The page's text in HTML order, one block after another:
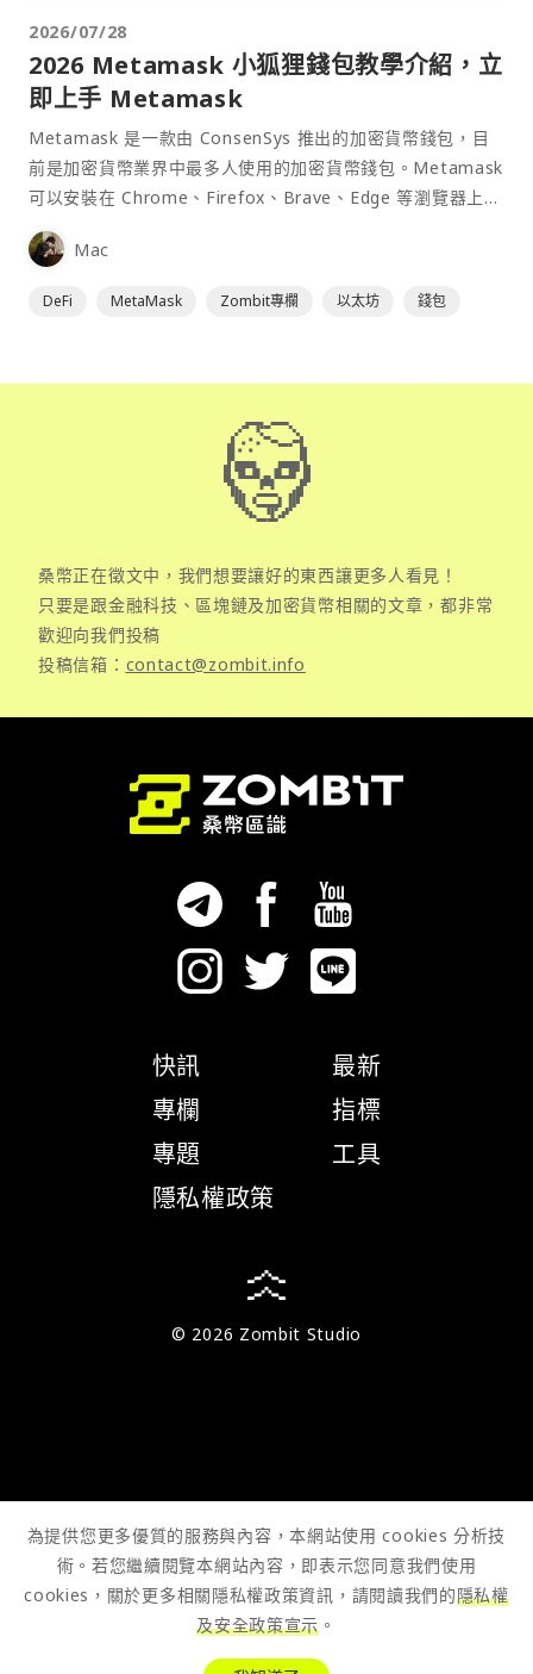
2026/07/28
2026 Metamask 小狐狸錢包教學介紹，立
即上手 Metamask
Metamask 是一款由 ConsenSys 推出的加密貨幣錢包，目
前是加密貨幣業界中最多人使用的加密貨幣錢包。Metamask
可以安裝在 Chrome、Firefox、Brave、Edge 等瀏覽器上作
為插件使用，具備許多功能且使用上非常方便。
Mac
DeFi MetaMask Zombit專欄 以太坊 錢包
桑幣正在徵文中，我們想要讓好的東西讓更多人看見！
只要是跟金融科技、區塊鏈及加密貨幣相關的文章，都非常
歡迎向我們投稿
投稿信箱： contact@zombit.info
快訊
專欄
專題
隱私權政策
最新
指標
工具
© 2026 Zombit Studio
為提供您更多優質的服務與內容，本網站使用 cookies 分析技
術。若您繼續閱覽本網站內容，即表示您同意我們使用
cookies，關於更多相關隱私權政策資訊，請閱讀我們的隱私權
及安全政策宣示 。